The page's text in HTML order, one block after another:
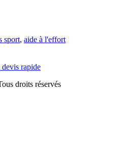
sport, aide à l'effort
devis rapide
droits réservés